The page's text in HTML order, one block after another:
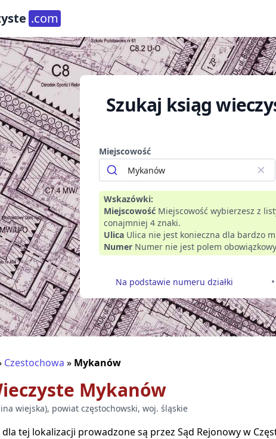
.com
Szukaj ksiąg
Miejscowość
Wskazówki:
Miejscowość Miejscowość wybierzesz z
conajmniej 4 znaki.
Ulica Ulica nie jest konieczna dla bardzo
Numer Numer nie jest polem
Na podstawie numeru działki •
Czestochowa » Mykanów
Mykanów
wiejska), powiat częstochowski, woj. śląskie
tej lokalizacji prowadzone są przez Sąd Rejonowy w